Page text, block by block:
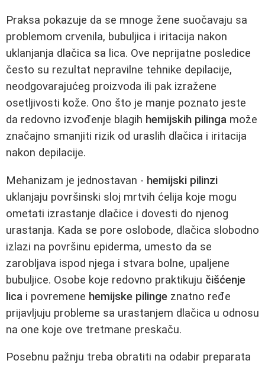
Praksa pokazuje da se mnoge žene suočavaju sa
problemom crvenila, bubuljica i iritacija nakon
uklanjanja dlačica sa lica. Ove neprijatne posledice
često su rezultat nepravilne tehnike depilacije,
neodgovarajućeg proizvoda ili pak izražene
osetljivosti kože. Ono što je manje poznato jeste
da redovno izvođenje blagih hemijskih pilinga može
značajno smanjiti rizik od uraslih dlačica i iritacija
nakon depilacije.
Mehanizam je jednostavan - hemijski pilinzi
uklanjaju površinski sloj mrtvih ćelija koje mogu
ometati izrastanje dlačice i dovesti do njenog
urastanja. Kada se pore oslobode, dlačica slobodno
izlazi na površinu epiderma, umesto da se
zarobljava ispod njega i stvara bolne, upaljene
bubuljice. Osobe koje redovno praktikuju čišćenje
lica i povremene hemijske pilinge znatno ređe
prijavljuju probleme sa urastanjem dlačica u odnosu
na one koje ove tretmane preskaču.
Posebnu pažnju treba obratiti na odabir preparata